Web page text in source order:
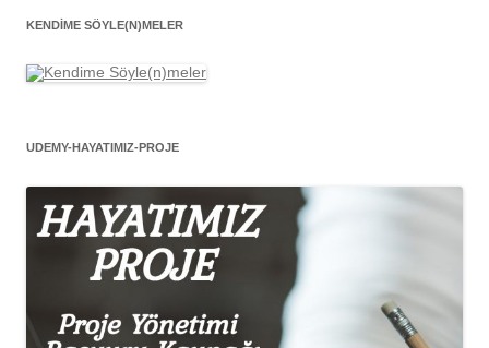
KENDIME SÖYLE(N)MELER
UDEMY-HAYATIMIZ-PROJE